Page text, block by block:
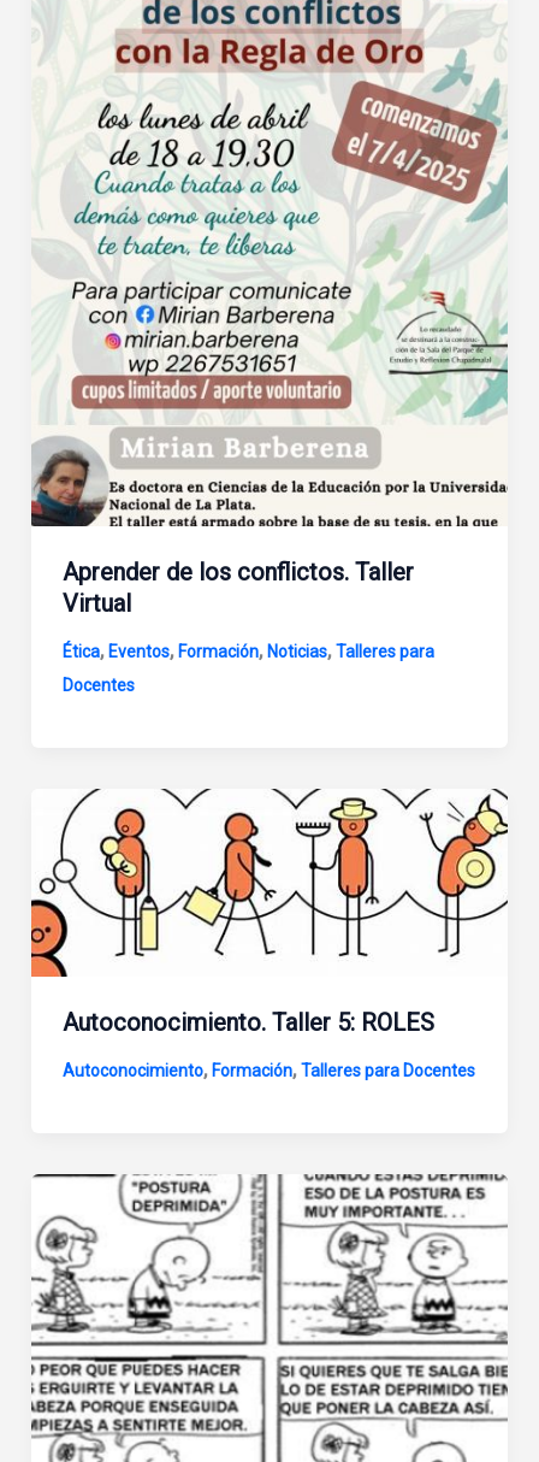
Aprender de los conflictos. Taller
Virtual
Ética, Eventos, Formación, Noticias,Talleres para
Docentes
Autoconocimiento. Taller 5: ROLES
Autoconocimiento, Formación,Talleres para Docentes